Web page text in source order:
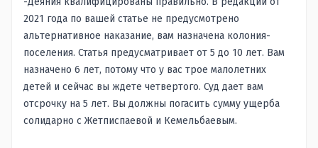
2021 года по вашей статье не предусмотрено
альтернативное наказание, вам назначена колония-
поселения. Статья предусматривает от 5 до 10 лет. Вам
назначено 6 лет, потому что у вас трое малолетних
детей и сейчас вы ждете четвертого. Суд дает вам
отсрочку на 5 лет. Вы должны погасить сумму ущерба
солидарно с Жетписпаевой и Кемельбаевым.